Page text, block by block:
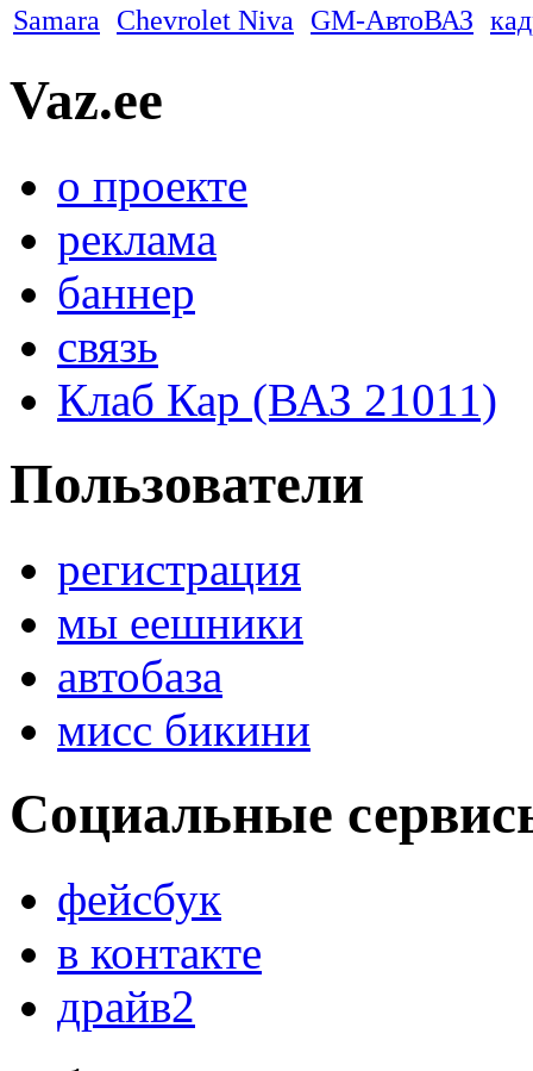
Samara
Chevrolet Niva GM-АвтоВАЗ
Vaz.ee
о проекте
реклама
баннер
связь
Клаб Кар (ВАЗ 21011)
Пользователи
регистрация
мы еешники
автобаза
мисс бикини
Социальные
фейсбук
в контакте
драйв2